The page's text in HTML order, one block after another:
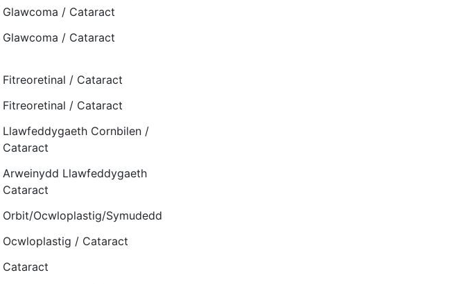
Glawcoma / Cataract
Glawcoma / Cataract
Fitreoretinal / Cataract
Fitreoretinal / Cataract
Llawfeddygaeth Cornbilen /
Cataract
Arweinydd Llawfeddygaeth
Cataract
Orbit/Ocwloplastig/Symudedd
Ocwloplastig / Cataract
Cataract